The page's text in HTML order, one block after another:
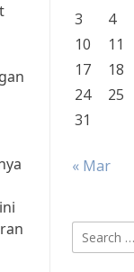
3
4
10
11
17
18
24
25
31
« Mar
Search
for: